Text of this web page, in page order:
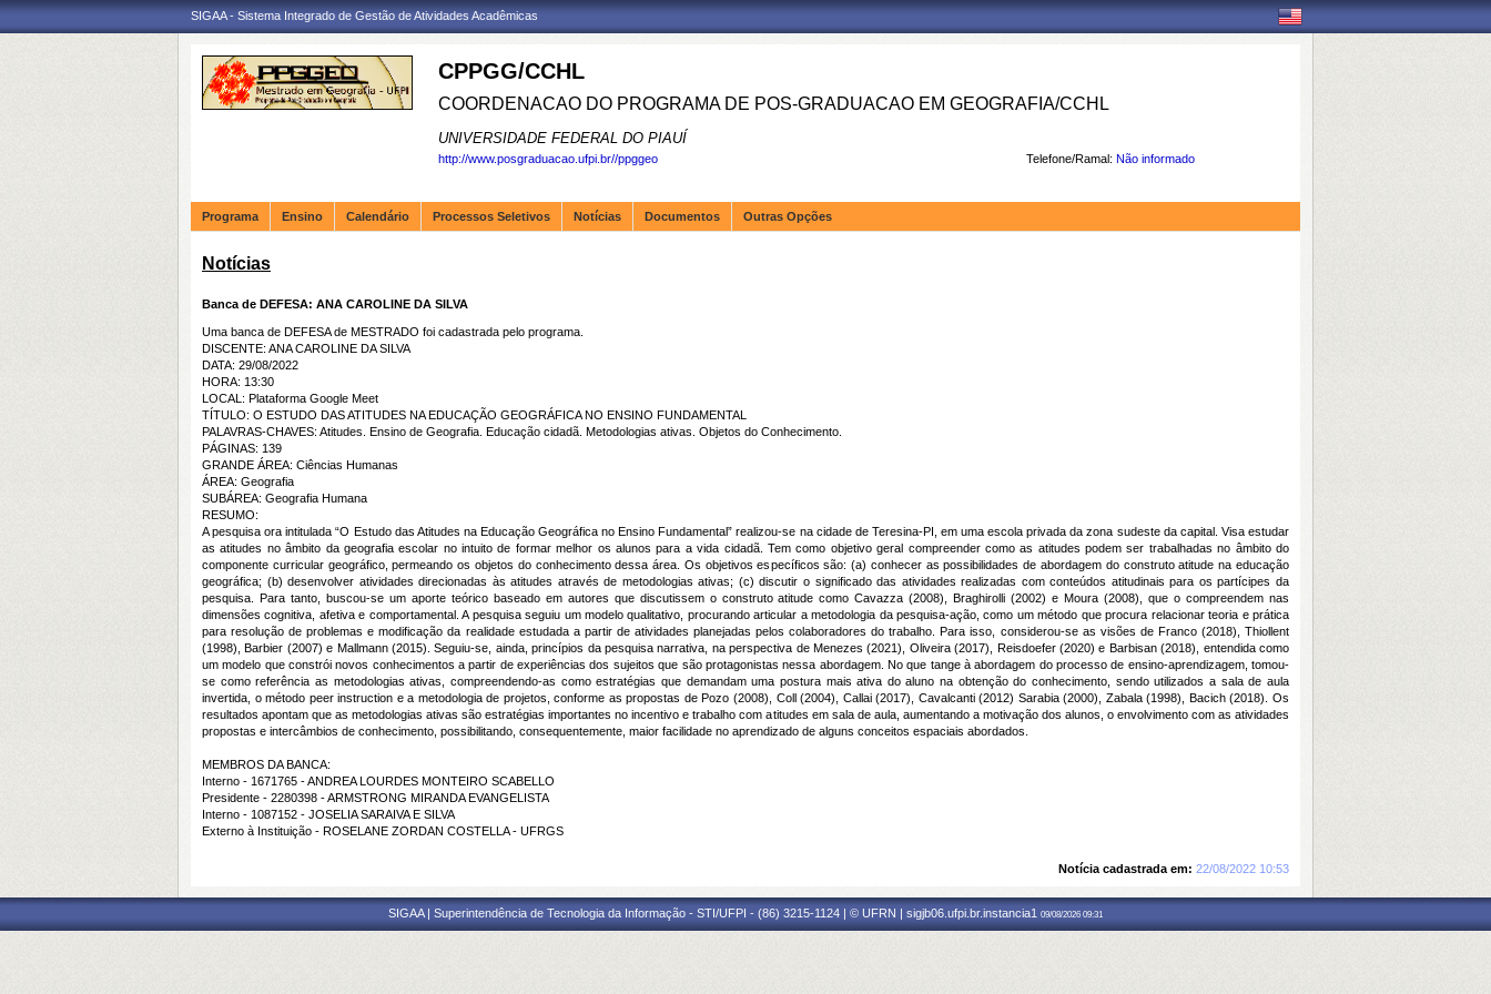
SIGAA - Sistema Integrado de Gestão de Atividades Acadêmicas
CPPGG/CCHL
COORDENACAO DO PROGRAMA DE POS-GRADUACAO EM GEOGRAFIA/CCHL
UNIVERSIDADE FEDERAL DO PIAUÍ
Telefone/Ramal: Não informado
http://www.posgraduacao.ufpi.br//ppggeo
Programa Ensino Calendário Processos Seletivos Notícias Documentos Outras Opções
Notícias
Banca de DEFESA: ANA CAROLINE DA SILVA
Uma banca de DEFESA de MESTRADO foi cadastrada pelo programa.
DISCENTE: ANA CAROLINE DA SILVA
DATA: 29/08/2022
HORA: 13:30
LOCAL: Plataforma Google Meet
TÍTULO: O ESTUDO DAS ATITUDES NA EDUCAÇÃO GEOGRÁFICA NO ENSINO FUNDAMENTAL
PALAVRAS-CHAVES: Atitudes. Ensino de Geografia. Educação cidadã. Metodologias ativas. Objetos do Conhecimento.
PÁGINAS: 139
GRANDE ÁREA: Ciências Humanas
ÁREA: Geografia
SUBÁREA: Geografia Humana
RESUMO:
A pesquisa ora intitulada “O Estudo das Atitudes na Educação Geográfica no Ensino Fundamental” realizou-se na cidade de Teresina-PI, em uma escola privada da zona sudeste da capital. Visa estudar
as atitudes no âmbito da geografia escolar no intuito de formar melhor os alunos para a vida cidadã. Tem como objetivo geral compreender como as atitudes podem ser trabalhadas no âmbito do
componente curricular geográfico, permeando os objetos do conhecimento dessa área. Os objetivos específicos são: (a) conhecer as possibilidades de abordagem do construto atitude na educação
geográfica; (b) desenvolver atividades direcionadas às atitudes através de metodologias ativas; (c) discutir o significado das atividades realizadas com conteúdos atitudinais para os partícipes da
pesquisa. Para tanto, buscou-se um aporte teórico baseado em autores que discutissem o construto atitude como Cavazza (2008), Braghirolli (2002) e Moura (2008), que o compreendem nas
dimensões cognitiva, afetiva e comportamental. A pesquisa seguiu um modelo qualitativo, procurando articular a metodologia da pesquisa-ação, como um método que procura relacionar teoria e prática
para resolução de problemas e modificação da realidade estudada a partir de atividades planejadas pelos colaboradores do trabalho. Para isso, considerou-se as visões de Franco (2018), Thiollent
(1998), Barbier (2007) e Mallmann (2015). Seguiu-se, ainda, princípios da pesquisa narrativa, na perspectiva de Menezes (2021), Oliveira (2017), Reisdoefer (2020) e Barbisan (2018), entendida como
um modelo que constrói novos conhecimentos a partir de experiências dos sujeitos que são protagonistas nessa abordagem. No que tange à abordagem do processo de ensino-aprendizagem, tomou-
se como referência as metodologias ativas, compreendendo-as como estratégias que demandam uma postura mais ativa do aluno na obtenção do conhecimento, sendo utilizados a sala de aula
invertida, o método peer instruction e a metodologia de projetos, conforme as propostas de Pozo (2008), Coll (2004), Callai (2017), Cavalcanti (2012) Sarabia (2000), Zabala (1998), Bacich (2018). Os
resultados apontam que as metodologias ativas são estratégias importantes no incentivo e trabalho com atitudes em sala de aula, aumentando a motivação dos alunos, o envolvimento com as atividades
propostas e intercâmbios de conhecimento, possibilitando, consequentemente, maior facilidade no aprendizado de alguns conceitos espaciais abordados.
MEMBROS DA BANCA:
Interno - 1671765 - ANDREA LOURDES MONTEIRO SCABELLO
Presidente - 2280398 - ARMSTRONG MIRANDA EVANGELISTA
Interno - 1087152 - JOSELIA SARAIVA E SILVA
Externo à Instituição - ROSELANE ZORDAN COSTELLA - UFRGS
Notícia cadastrada em: 22/08/2022 10:53
SIGAA | Superintendência de Tecnologia da Informação - STI/UFPI - (86) 3215-1124 | © UFRN | sigjb06.ufpi.br.instancia1 09/08/2026 09:31